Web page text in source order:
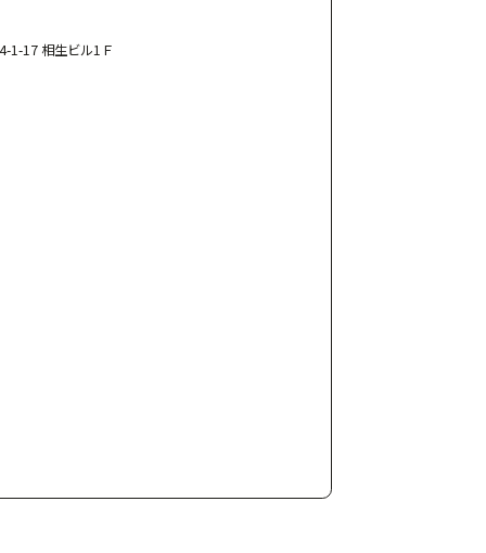
17 相生ビル1Ｆ